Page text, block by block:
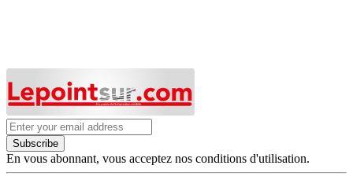
Subscribe
En vous abonnant, vous acceptez nos conditions d'utilisation.